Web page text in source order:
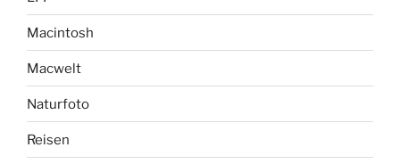
Macintosh
Macwelt
Naturfoto
Reisen